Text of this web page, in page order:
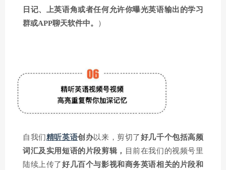
日记、上英语角或者任何允许你曝光英语输出的学习
群或APP聊天软件中。
）
自我们精听英语创办以来，剪切了好几千个包括高频
词汇及实用短语的片段剪辑，
目前在我们的视频号里
陆续上传了好几百个与影视和商务英语相关的片段和